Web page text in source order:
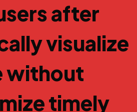
after
visualize
without
timely